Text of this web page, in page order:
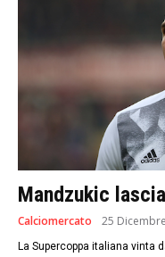
Mandzukic
Calciomercato 25
La Supercoppa italiana vinta